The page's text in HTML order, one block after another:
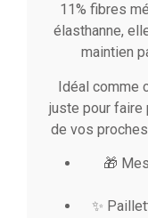
11% fibres
élasthanne,
maintien
Idéal comme
juste pour faire
de vos
🎁
✨